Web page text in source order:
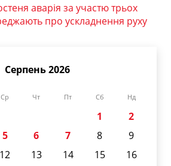
аварія за участю трьох
про ускладнення руху
Серпень 2026
Ср Чт Пт Сб Нд
1
2
5 6 7 8
9
12 13 14 15
16